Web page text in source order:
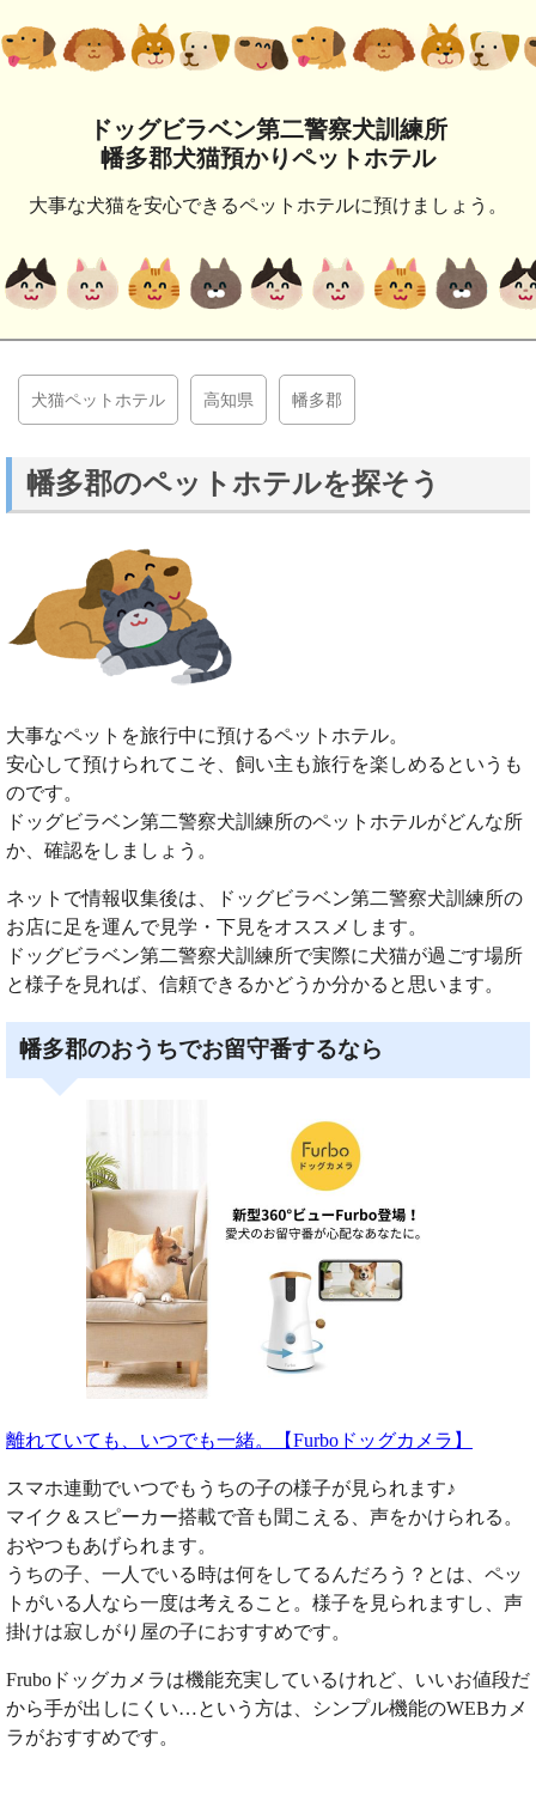
ドッグビラベン第二警察犬訓練所
幡多郡犬猫預かりペットホテル
大事な犬猫を安心できるペットホテルに預けましょう。
犬猫ペットホテル 高知県 幡多郡
幡多郡のペットホテルを探そう
大事なペットを旅行中に預けるペットホテル。
安心して預けられてこそ、飼い主も旅行を楽しめるというも
のです。
ドッグビラベン第二警察犬訓練所のペットホテルがどんな所
か、確認をしましょう。
ネットで情報収集後は、ドッグビラベン第二警察犬訓練所の
お店に足を運んで見学・下見をオススメします。
ドッグビラベン第二警察犬訓練所で実際に犬猫が過ごす場所
と様子を見れば、信頼できるかどうか分かると思います。
幡多郡のおうちでお留守番するなら
離れていても、いつでも一緒。【Furboドッグカメラ】
スマホ連動でいつでもうちの子の様子が見られます♪
マイク＆スピーカー搭載で音も聞こえる、声をかけられる。
おやつもあげられます。
うちの子、一人でいる時は何をしてるんだろう？とは、ペッ
トがいる人なら一度は考えること。様子を見られますし、声
掛けは寂しがり屋の子におすすめです。
Fruboドッグカメラは機能充実しているけれど、いいお値段だ
から手が出しにくい…という方は、シンプル機能のWEBカメ
ラがおすすめです。